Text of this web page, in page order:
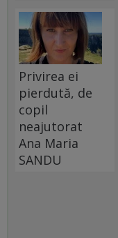
Privirea ei
pierdută, de
copil
neajutorat
Ana Maria
SANDU